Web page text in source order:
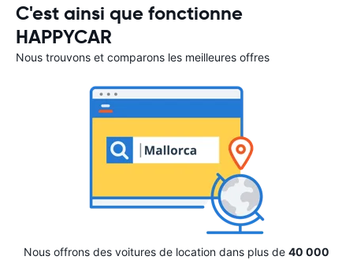
C'est ainsi que fonctionne
HAPPYCAR
Nous trouvons et comparons les meilleures offres
Nous offrons des voitures de location dans plus de 40 000